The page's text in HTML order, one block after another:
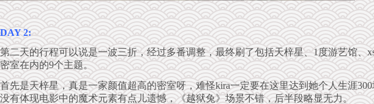
DAY 2:
第二天的行程可以说是一波三折，经过多番调整，最终刷了包括天梓星、1度游艺馆、
密室在内的9个主题。
首先是天梓星，真是一家颜值超高的密室呀，难怪kira一定要在这里达到她个人生涯
没有体现电影中的魔术元素有点儿遗憾，《越狱兔》场景不错，后半段略显无力。